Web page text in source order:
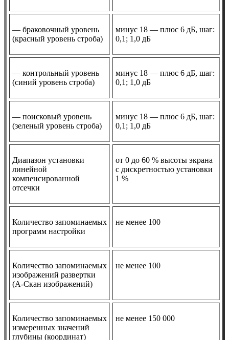
— браковочный уровень
(красный уровень строба)
минус 18 — плюс 6 дБ, шаг:
0,1; 1,0 дБ
— контрольный уровень
(синий уровень строба)
минус 18 — плюс 6 дБ, шаг:
0,1; 1,0 дБ
— поисковый уровень
(зеленый уровень строба)
минус 18 — плюс 6 дБ, шаг:
0,1; 1,0 дБ
Диапазон установки
линейной
компенсированной
отсечки
от 0 до 60 % высоты экрана
с дискретностью установки
1 %
Количество запоминаемых
программ настройки
не менее 100
Количество запоминаемых
изображений развертки
(А-Скан изображений)
не менее 100
Количество запоминаемых
измеренных значений
глубины (координат)
не менее 150 000